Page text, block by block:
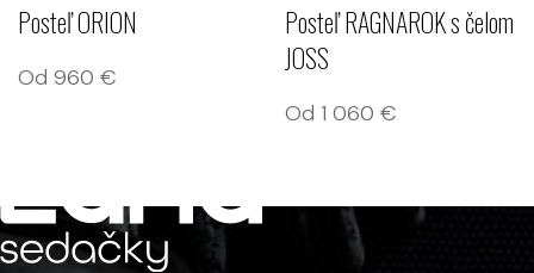
Posteľ ORION
Od 960 €
Posteľ RAGNAROK s čelom
JOSS
Od 1 060 €